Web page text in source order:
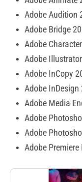
Adobe Audition
Adobe Bridge
Adobe
Adobe
Adobe InCopy
Adobe InDesign
Adobe Media
Adobe
Adobe
Adobe Premiere